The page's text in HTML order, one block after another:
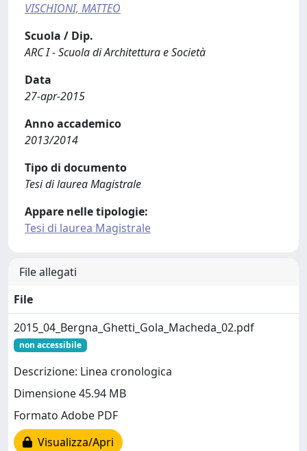
VISCHIONI, MATTEO
Scuola / Dip.
ARC I - Scuola di Architettura e Società
Data
27-apr-2015
Anno accademico
2013/2014
Tipo di documento
Tesi di laurea Magistrale
Appare nelle tipologie:
Tesi di laurea Magistrale
File allegati
File
2015_04_Bergna_Ghetti_Gola_Macheda_02.pdf
non accessibile
Descrizione: Linea cronologica
Dimensione 45.94 MB
Formato Adobe PDF
Visualizza/Apri